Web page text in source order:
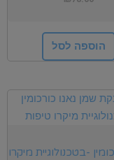
הוספה לסל
-בטכנולוגיית מיקרו